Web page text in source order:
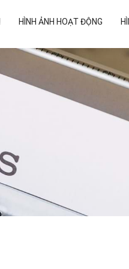
HÌNH ẢNH HOẠT ĐỘNG